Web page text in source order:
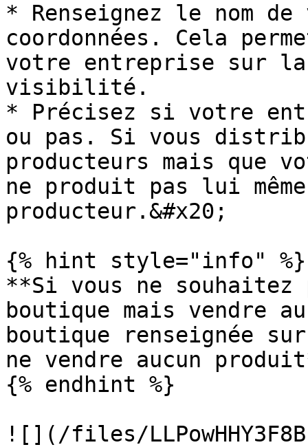
* Renseignez le nom
coordonnées. Cela
votre entreprise sur
visibilité.
* Précisez si votre
ou pas. Si vous
producteurs mais que
ne produit pas lui
producteur.&#x20;
{% hint style="info" %}
**Si vous ne
boutique mais vendre
boutique renseignée
ne vendre aucun
{% endhint %}
![](/files/